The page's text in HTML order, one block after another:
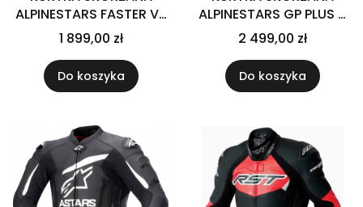
ALPINESTARS FASTER V3
BLACK
1 899,00 zł
Do koszyka
ALPINESTARS GP PLUS R
V4 BLACK
2 499,00 zł
Do koszyka